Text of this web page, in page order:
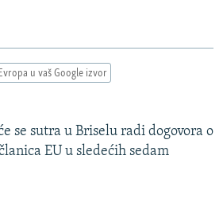
u vaš Google izvor
se sutra u Briselu radi dogovora o
EU u sledećih sedam